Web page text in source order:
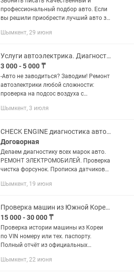
профессиональный подбор авто. Если
вы решили приобрести лучший авто за
подберём вам авто по всем заданным
Шымкент, 29 июня
Услуги автоэлектрика. Диагностика
3 000 - 5 000 ₸
-Авто не заводиться? Заводим! Ремонт
автоэлектрики любой сложности:
проверка на подсос воздуха с
двигателя замер давления
Шымкент, 3 июля
CHECK ENGINE диагностика автомобилей, ремонт электромобилей гибрид Шымкент
Договорная
Делаем диагностику всех марок авто.
РЕМОНТ ЭЛЕКТРОМОБИЛЕЙ. Проверка
чистка форсунок. Прописка датчиков
блоков. Восстановление утерянных
Шымкент, 19 июня
Проверка машин из Южной Кореи на ДТП Угон Утопления История пробегов по VIN
15 000 - 30 000 ₸
Проверка истории машины из Кореи
по VIN номеру или тех. паспорту.
Полный отчёт из официальных
русском языке. Кроме отчёта также
Шымкент, 22 июня